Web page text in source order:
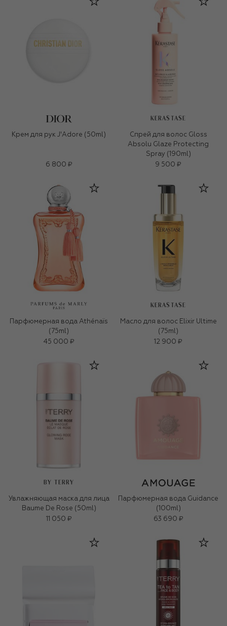
Крем для рук J'Adore (50ml)
6 800 ₽
KERASTASE
Cпрей для волоc Gloss
Absolu Glaze Protecting
Spray (190ml)
9 500 ₽
Парфюмерная вода Athénaïs
(75ml)
45 000 ₽
KERASTASE
Масло для волос Elixir Ultime
(75ml)
12 900 ₽
BY TERRY
Увлажняющая маска для лица
Baume De Rose (50ml)
11 050 ₽
Парфюмерная вода Guidance
(100ml)
63 690 ₽